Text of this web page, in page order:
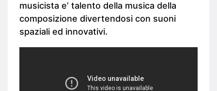
musicista e’ talento della musica della
composizione divertendosi con suoni
spaziali ed innovativi.